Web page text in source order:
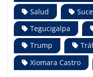
Salud
Tegucigalpa
Trump
Xiomara Castro